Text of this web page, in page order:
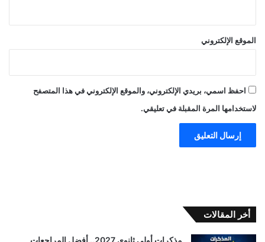
الموقع الإلكتروني
احفظ اسمي، بريدي الإلكتروني، والموقع الإلكتروني في هذا المتصفح
لاستخدامها المرة المقبلة في تعليقي.
أخر المقالات
مذكرات أولى ثانوي 2027.. أفضل المراجعات